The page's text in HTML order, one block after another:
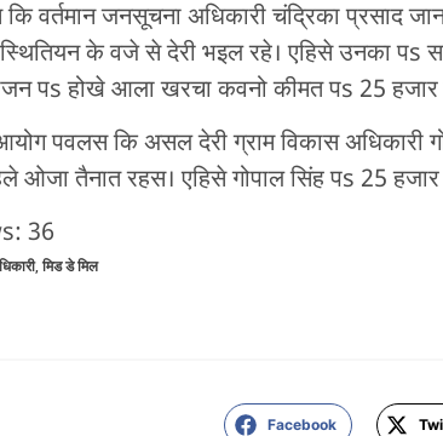
वर्तमान जनसूचना अधिकारी चंद्रिका प्रसाद
के वजे से देरी भइल रहे। एहिसे उनका पs
पs होखे आला खरचा कवनो कीमत पs 25 हजार
पवलस कि असल देरी ग्राम विकास अधिकारी
ओजा तैनात रहस। एहिसे गोपाल सिंह पs 25 हजार
36
, मिड डे मिल
Facebook